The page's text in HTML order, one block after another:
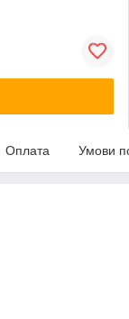
Оплата Умови